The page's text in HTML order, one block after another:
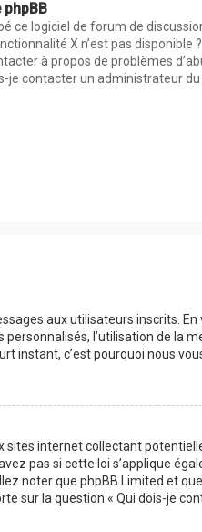
ce logiciel de forum de
X n’est pas disponible ?
à propos de problèmes
je contacter un administrateur
aux utilisateurs inscrits.
l’utilisation de la
instant, c’est pourquoi nous
sites internet collectant
pas si cette loi s’applique
noter que phpBB Limited et
sur la question « Qui dois-je